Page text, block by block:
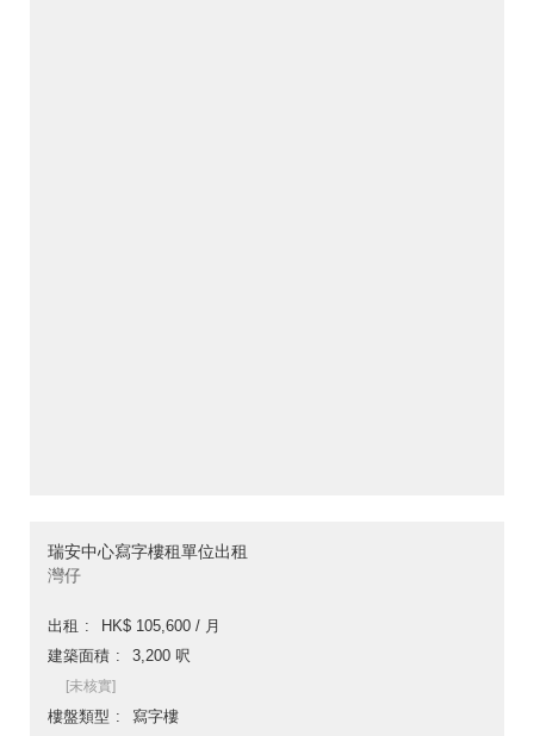
瑞安中心寫字樓租單位出租
灣仔
出租
HK$ 105,600 / 月
建築面積
3,200 呎
[未核實]
樓盤類型
寫字樓